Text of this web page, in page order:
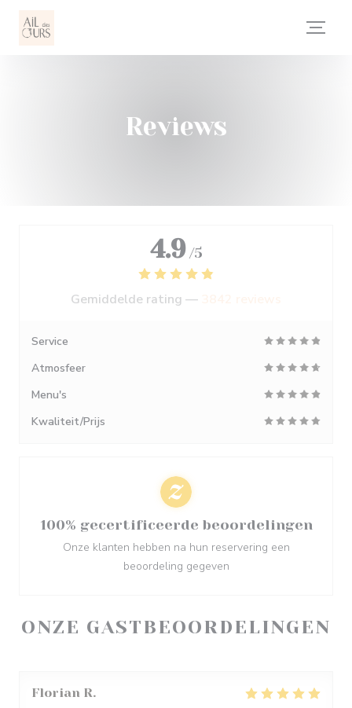
Reviews
ONZE GASTBEOORDELINGEN
Florian R
4.9 /5
Gemiddelde rating —
Service
Atmosfeer
Menu's
Kwaliteit/Prijs
100% gecertificeerde beoordelingen
Onze klanten hebben na hun reservering een
beoordeling gegeven